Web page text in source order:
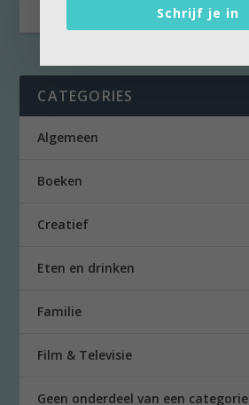
CATEGORIES
Algemeen
Boeken
Creatief
Eten en drinken
Familie
Film & Televisie
Geen onderdeel van een categorie
Schrijf je in